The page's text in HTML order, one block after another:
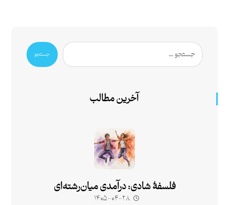
جستجو
آخرین مطالب
فلسفۀ شادی: درآمدی میان‌رشته‌ای
۱۴۰۵-۰۴-۲۸